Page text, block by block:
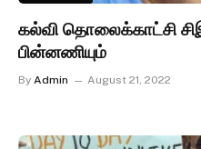
கல்வி தொலைக்காட்சி
பின்னணியும்
By Admin August 21, 2022